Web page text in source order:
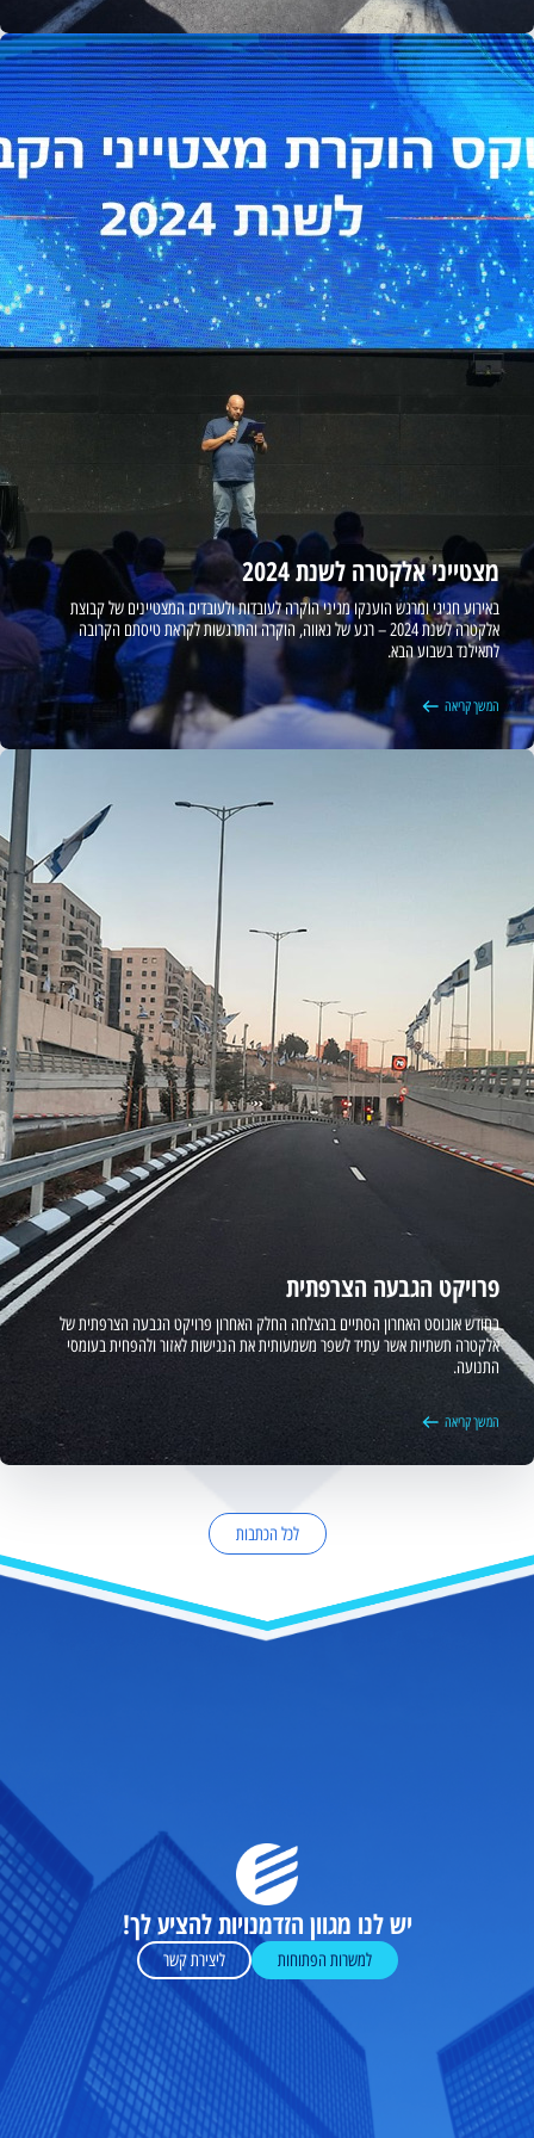
מצטייני אלקטרה לשנת 2024
באירוע חגיגי ומרגש הוענקו מגיני הוקרה לעובדות ולעובדים המצטיינים של קבוצת
אלקטרה לשנת 2024 – רגע של גאווה, הוקרה והתרגשות לקראת טיסתם הקרובה
לתאילנד בשבוע הבא.
המשך קריאה
פרויקט הגבעה הצרפתית
בחודש אוגוסט האחרון הסתיים בהצלחה החלק האחרון פרויקט הגבעה הצרפתית של
אלקטרה תשתיות אשר עתיד לשפר משמעותית את הנגישות לאזור ולהפחית בעומסי
התנועה.
המשך קריאה
לכל הכתבות
יש לנו מגוון הזדמנויות להציע לך!
למשרות הפתוחות ליצירת קשר